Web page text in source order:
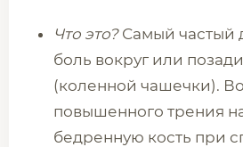
Что это?Самый частый
боль вокруг или
(коленной чашечки).
повышенного трения
бедренную кость при